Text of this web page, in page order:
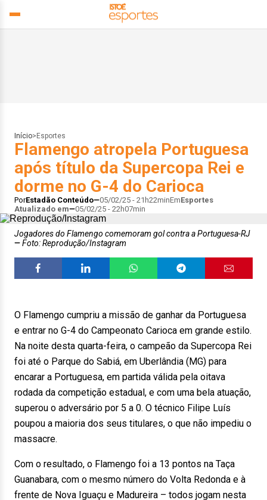
Início> Esportes
Flamengo atropela Portuguesa
após título da Supercopa Rei e
dorme no G-4 do Carioca
PorEstadão Conteúdo 05/02/25 - 21h22minEmEsportes
Atualizado em
05/02/25 - 22h07min
Jogadores do Flamengo comemoram gol contra a Portuguesa-RJ
Foto: Reprodução/Instagram
O Flamengo cumpriu a missão de ganhar da Portuguesa
e entrar no G-4 do Campeonato Carioca em grande estilo.
Na noite desta quarta-feira, o campeão da Supercopa Rei
foi até o Parque do Sabiá, em Uberlândia (MG) para
encarar a Portuguesa, em partida válida pela oitava
rodada da competição estadual, e com uma bela atuação,
superou o adversário por 5 a 0. O técnico Filipe Luís
poupou a maioria dos seus titulares, o que não impediu o
massacre.
Com o resultado, o Flamengo foi a 13 pontos na Taça
Guanabara, com o mesmo número do Volta Redonda e à
frente de Nova Iguaçu e Madureira – todos jogam nesta